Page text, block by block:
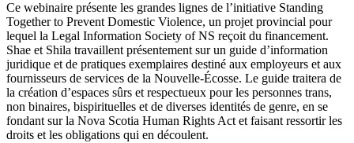
Ce webinaire présente les grandes lignes de l’initiative Standing
Together to Prevent Domestic Violence, un projet provincial pour
lequel la Legal Information Society of NS reçoit du financement.
Shae et Shila travaillent présentement sur un guide d’information
juridique et de pratiques exemplaires destiné aux employeurs et aux
fournisseurs de services de la Nouvelle-Écosse. Le guide traitera de
la création d’espaces sûrs et respectueux pour les personnes trans,
non binaires, bispirituelles et de diverses identités de genre, en se
fondant sur la Nova Scotia Human Rights Act et faisant ressortir les
droits et les obligations qui en découlent.